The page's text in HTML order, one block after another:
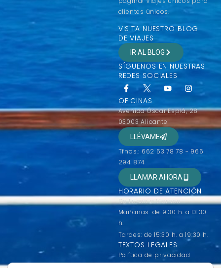
clientes únicos.
VISITA NUESTRO BLOG
DE VIAJES
IR AL BLOG
SÍGUENOS EN NUESTRAS
REDES SOCIALES
OFICINAS
Avenida Óscar Esplá, 28
03003 Alicante
LLÉVAME
Tfnos.: 662 53 78 78 - 966
294 874
LLAMAR AHORA
HORARIO DE ATENCIÓN
De Lunes a Viernes
Mañanas: de 9:30 h. a 13:30
h.
Tardes: de 15:30 h. a 19:30 h.
TEXTOS LEGALES
Política de privacidad